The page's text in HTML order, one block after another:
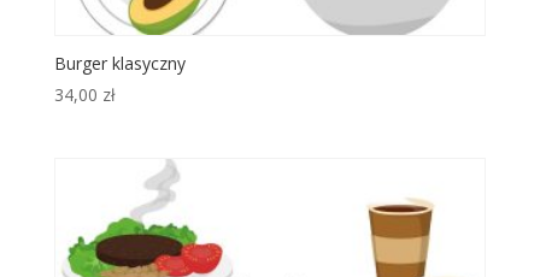
Burger klasyczny
34,00 zł